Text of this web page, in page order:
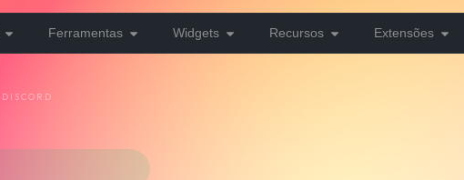
Ferramentas Widgets Recursos Extensões